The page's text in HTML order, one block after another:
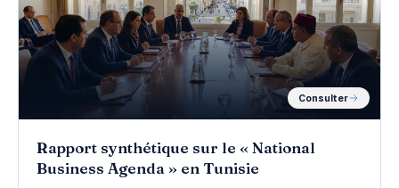
Consulter
Rapport synthétique sur le « National
Business Agenda » en Tunisie